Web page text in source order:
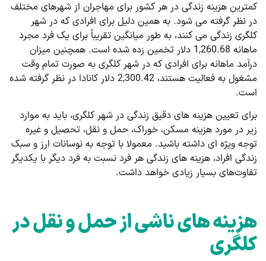
کمترین هزینه زندگی در هر کشور برای مهاجران از شهرهای مختلف
در نظر گرفته می شود. به همین دلیل برای افرادی که در شهر
کلگری زندگی می ‌کنند، به طور میانگین تقریباً برای یک فرد مجرد
ماهانه 1,260.68 دلار تخمین زده شده است. همچنین میزان
درآمد ماهانه برای افرادی که در شهر کلگری به صورت تمام وقت
مشغول به فعالیت هستند، 2,300.42 دلار کانادا در نظر گرفته شده
است.
برای تعیین هزینه های دقیق زندگی در شهر کلگری، باید به موارد
زیر در مورد هزینه مسکن، خوراک، حمل و نقل، تحصیل و غیره
توجه ویژه ای داشته باشید. معمولا با توجه به نوسانات ارز و سبک
زندگی افراد، هزینه های زندگی هر فرد نسبت به فرد دیگر با یکدیگر
تفاوت‌های بسیار زیادی خواهد داشت.
هزینه های ناشی از حمل و نقل در
کلگری